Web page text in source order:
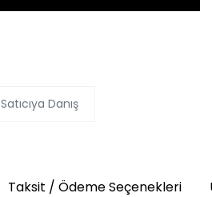
Satıcıya Danış
Taksit / Ödeme Seçenekleri